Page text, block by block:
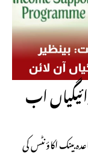
اب
بینک اکاؤنٹس کی